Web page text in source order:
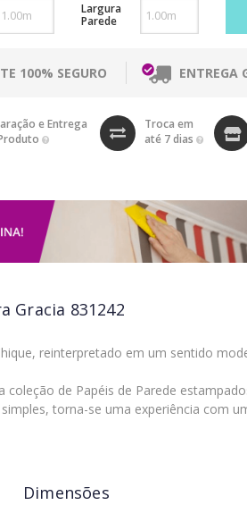
Largura
Parede
100% SEGURO ENTREGA
e Entrega
Troca em
até 7 dias
Gracia 831242
reinterpretado em um sentido
de Papéis de Parede
torna-se uma experiência com
Dimensões